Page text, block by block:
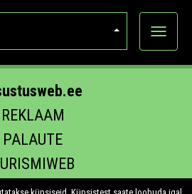
Näytä
REKLAAM
PALAUTE
EHITUS.EE